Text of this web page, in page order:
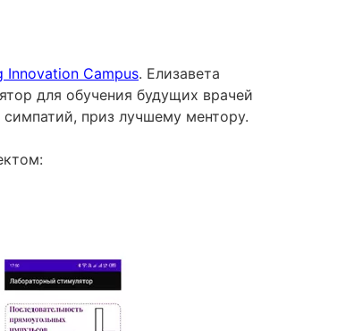
Innovation Campus. Елизавета
для обучения будущих врачей
приз лучшему ментору.